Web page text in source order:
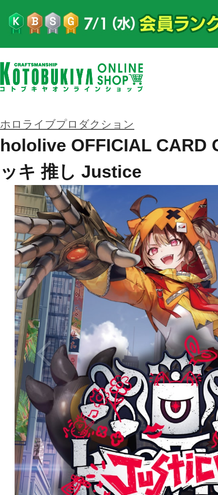
ホロライブプロダクション
hololive OFFICIAL CARD
ッキ 推し Justice